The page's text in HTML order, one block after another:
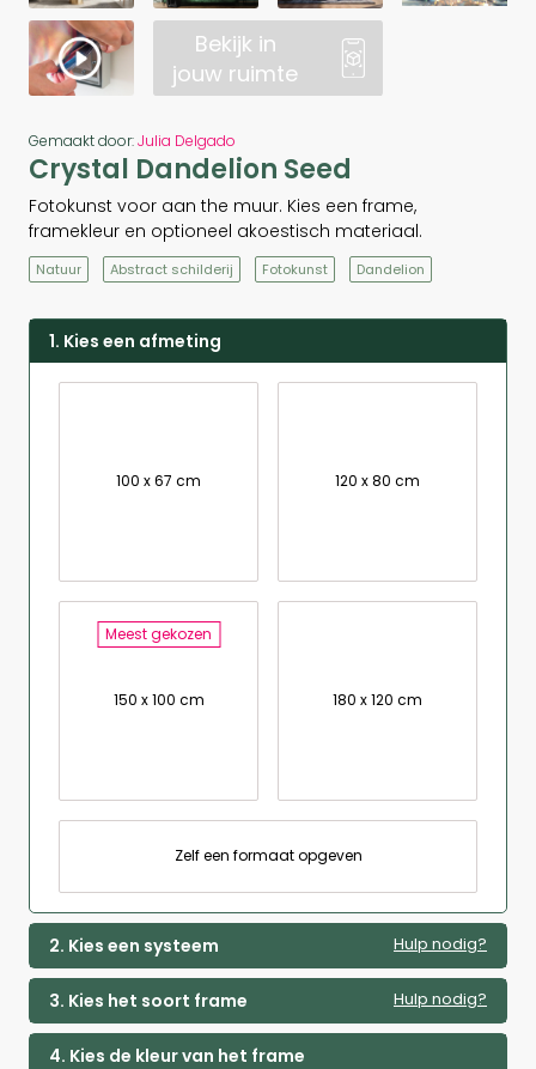
Bekijk in
jouw ruimte
Gemaakt door:Julia Delgado
Crystal Dandelion Seed
Fotokunst voor aan the muur. Kies een frame,
framekleur en optioneel akoestisch materiaal.
Natuur Abstract schilderij Fotokunst Dandelion
1. Kies een afmeting
100 x 67 cm 120 x 80 cm
Meest gekozen
150 x 100 cm 180 x 120 cm
Zelf een formaat opgeven
2. Kies een systeem Hulp nodig?
3. Kies het soort frame Hulp nodig?
4. Kies de kleur van het frame